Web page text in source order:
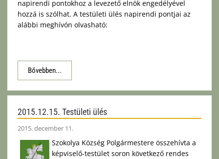
napirendi pontokhoz a levezető elnök engedélyével
hozzá is szólhat. A testületi ülés napirendi pontjai az
alábbi meghívón olvasható:
Bővebben...
2015.12.15. Testületi ülés
2015. december 11.
Szokolya Község Polgármestere összehívta a
képviselő-testület soron következő rendes